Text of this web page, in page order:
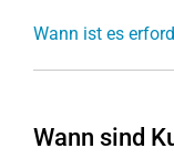
Wann ist es
Wann sind